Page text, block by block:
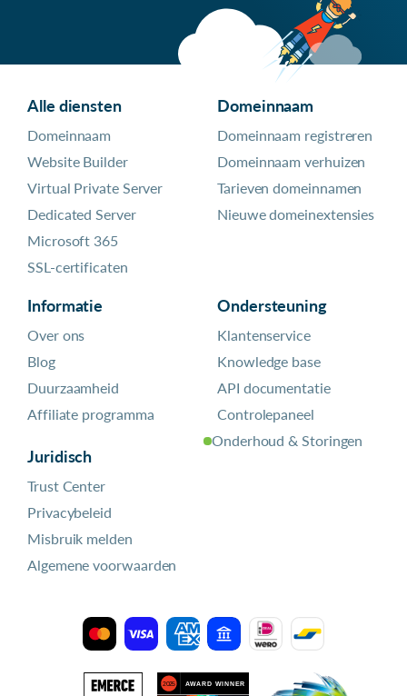
Alle diensten
Domeinnaam
Website Builder
Virtual Private Server
Dedicated Server
Microsoft 365
SSL-certificaten
Domeinnaam
Domeinnaam registreren
Domeinnaam verhuizen
Tarieven domeinnamen
Nieuwe domeinextensies
Informatie
Over ons
Blog
Duurzaamheid
Affiliate programma
Juridisch
Trust Center
Privacybeleid
Misbruik melden
Algemene voorwaarden
Ondersteuning
Klantenservice
Knowledge base
API documentatie
Controlepaneel
Onderhoud & Storingen